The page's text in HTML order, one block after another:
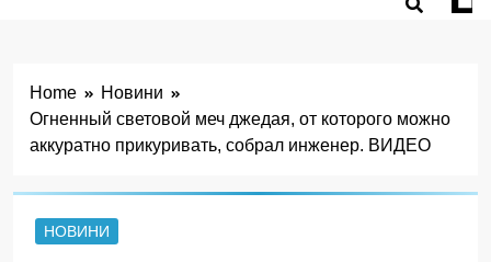
Home
Новини
Огненный световой меч джедая, от которого можно
аккуратно прикуривать, собрал инженер. ВИДЕО
НОВИНИ